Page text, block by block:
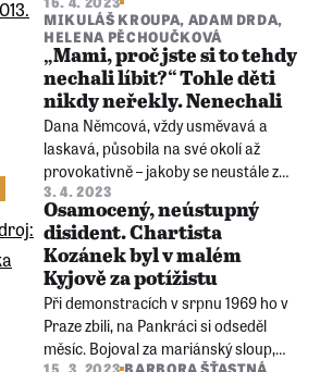
měsíce bez matky stejně jako ona
sama, když vyrůstala.
MIKULÁŠ KROUPA, ADAM DRDA,
HELENA PĚCHOUČKOVÁ
„Mami, proč jste si to tehdy
nechali líbit?“ Tohle děti
nikdy neřekly. Nenechali
Dana Němcová, vždy usměvavá a
laskavá, působila na své okolí až
provokativně – jakoby se neustále z
něčeho radovala. Štěstí prožívala díky
velké rodině a stovkám kamarádů,
které v životě poznala. Říkala, že to její
štěstí na dobré lidi bylo „za všechny
prachy“.
3. 4. 2023
Osamocený, neústupný
disident. Chartista
Kozánek byl v malém
Kyjově za potížistu
Při demonstracích v srpnu 1969 ho v
Praze zbili, na Pankráci si odseděl
měsíc. Bojoval za mariánský sloup,